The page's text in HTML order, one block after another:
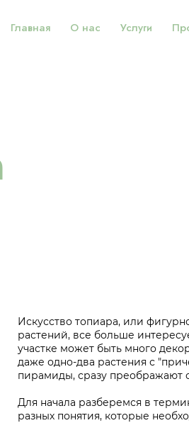
Главная О нас Услуги
Искусство топиара, или
растений, все больше
участке может быть много
даже одно-два растения с
пирамиды, сразу преображают
Для начала разберемся в
разных понятия, которые